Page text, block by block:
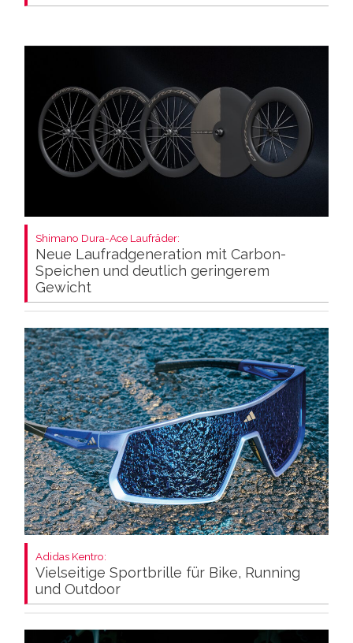
Shimano Dura-Ace Laufräder:
Neue Laufradgeneration mit Carbon-
Speichen und deutlich geringerem
Gewicht
Adidas Kentro:
Vielseitige Sportbrille für Bike, Running
und Outdoor